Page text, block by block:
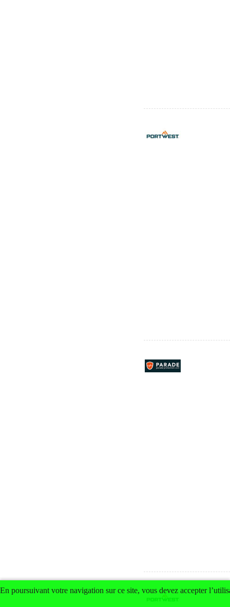
En poursuivant votre navigation sur ce site, vous devez accepter